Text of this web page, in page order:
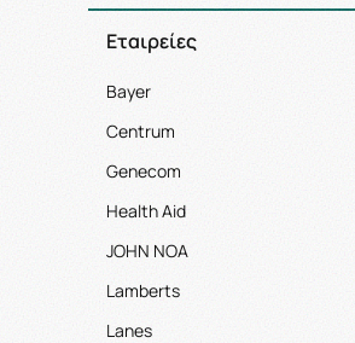
Εταιρείες
Bayer
Centrum
Genecom
Health Aid
JOHN NOA
Lamberts
Lanes